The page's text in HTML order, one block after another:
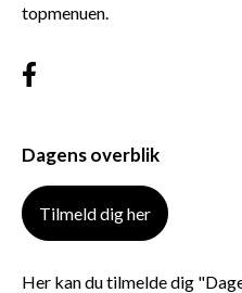
topmenuen.
Dagens overblik
Tilmeld dig her
Her kan du tilmelde dig